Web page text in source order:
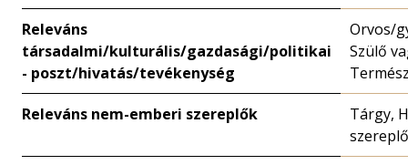
Releváns
társadalmi/kulturális/gazdasági/politikai
- poszt/hivatás/tevékenység
Orvos/
Szülő
Releváns nem-emberi szereplők
Tárgy,
szereplő